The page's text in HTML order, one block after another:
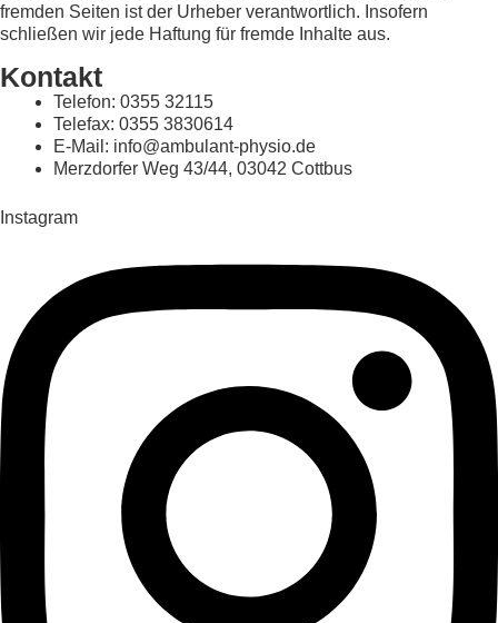
fremden Seiten ist der Urheber verantwortlich. Insofern
schließen wir jede Haftung für fremde Inhalte aus.
Kontakt
Telefon: 0355 32115
Telefax: 0355 3830614
E-Mail: info@ambulant-physio.de
Merzdorfer Weg 43/44, 03042 Cottbus
Instagram